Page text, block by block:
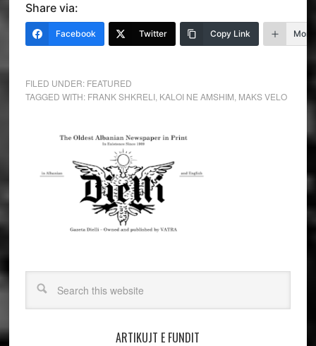
Share via:
Facebook Twitter Copy Link More
FILED UNDER: FEATURED
TAGGED WITH: FRANK SHKRELI, KALOI NE AMSHIM MAKS VELO
ARTIKUJT E FUNDIT